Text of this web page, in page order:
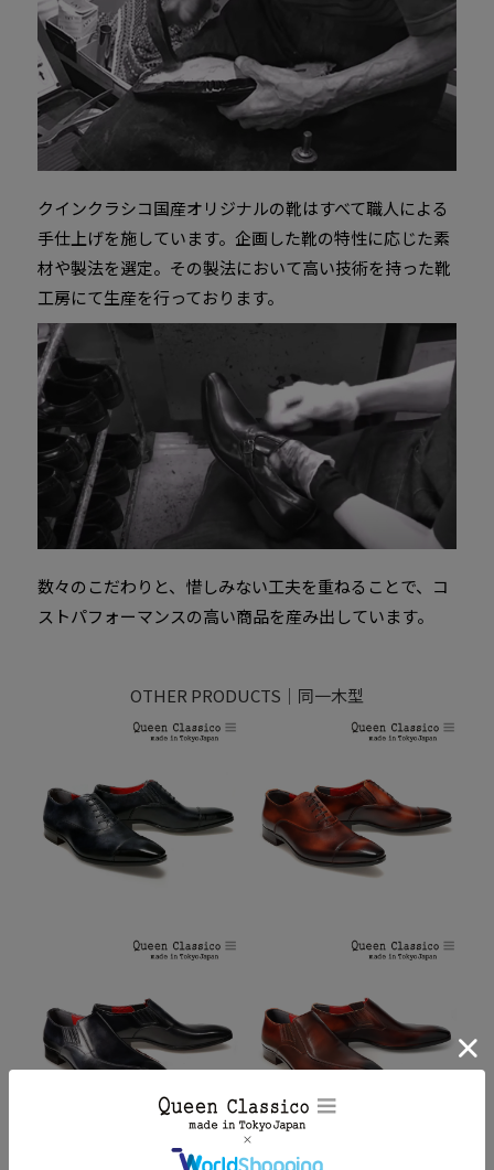
クインクラシコ国産オリジナルの靴はすべて職人による
手仕上げを施しています。企画した靴の特性に応じた素
材や製法を選定。その製法において高い技術を持った靴
工房にて生産を行っております。
数々のこだわりと、惜しみない工夫を重ねることで、コ
ストパフォーマンスの高い商品を産み出しています。
OTHER PRODUCTS｜同一木型